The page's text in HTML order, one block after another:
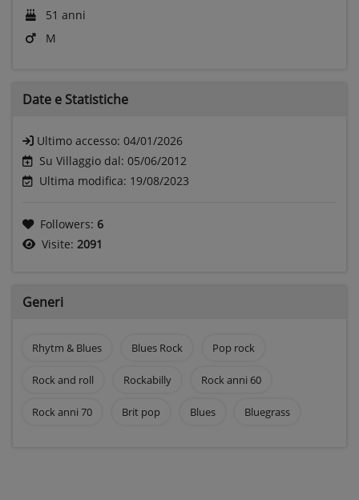
51 anni
M
Date e Statistiche
Ultimo accesso: 04/01/2026
Su Villaggio dal: 05/06/2012
Ultima modifica: 19/08/2023
Followers: 6
Visite: 2091
Generi
Rhytm & Blues Blues Rock Pop rock
Rock and roll Rockabilly Rock anni 60
Rock anni 70 Brit pop Blues Bluegrass